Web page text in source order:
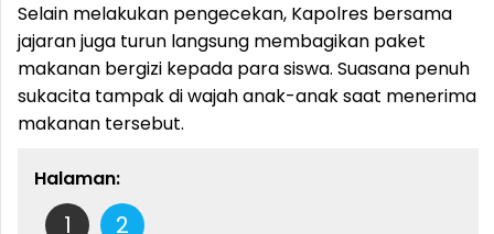
Selain melakukan pengecekan, Kapolres bersama
jajaran juga turun langsung membagikan paket
makanan bergizi kepada para siswa. Suasana penuh
sukacita tampak di wajah anak-anak saat menerima
makanan tersebut.
Halaman:
1 2